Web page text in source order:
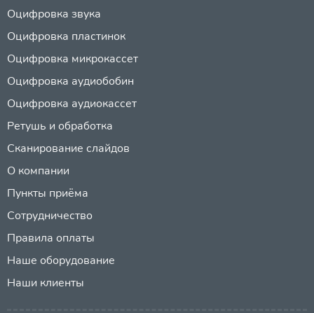
Оцифровка звука
Оцифровка пластинок
Оцифровка микрокассет
Оцифровка аудиобобин
Оцифровка аудиокассет
Ретушь и обработка
Сканирование слайдов
О компании
Пункты приёма
Сотрудничество
Правила оплаты
Наше оборудование
Наши клиенты